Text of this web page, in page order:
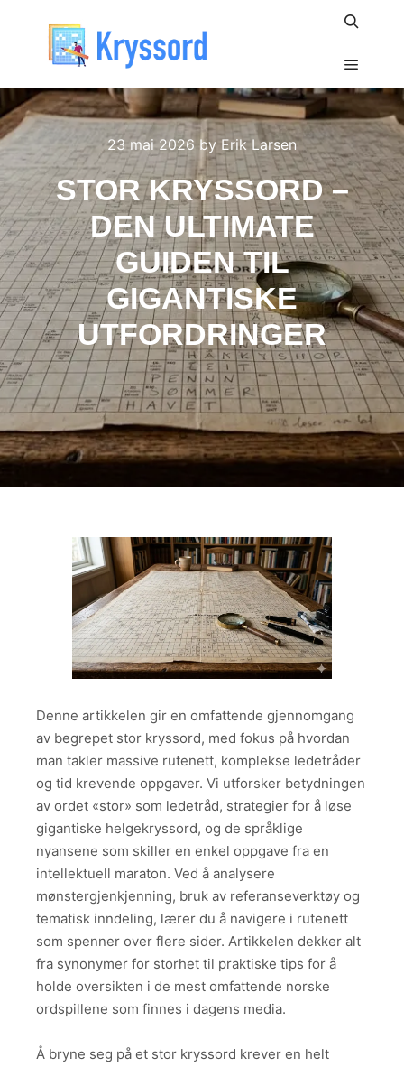
Main
23 mai 2026 byErik Larsen
STOR KRYSSORD –
DEN ULTIMATE
GUIDEN TIL
GIGANTISKE
UTFORDRINGER
Denne artikkelen gir en omfattende gjennomgang
av begrepet stor kryssord, med fokus på hvordan
man takler massive rutenett, komplekse ledetråder
og tid krevende oppgaver. Vi utforsker betydningen
av ordet «stor» som ledetråd, strategier for å løse
gigantiske helgekryssord, og de språklige
nyansene som skiller en enkel oppgave fra en
intellektuell maraton. Ved å analysere
mønstergjenkjenning, bruk av referanseverktøy og
tematisk inndeling, lærer du å navigere i rutenett
som spenner over flere sider. Artikkelen dekker alt
fra synonymer for storhet til praktiske tips for å
holde oversikten i de mest omfattende norske
ordspillene som finnes i dagens media.
Å bryne seg på et stor kryssord krever en helt